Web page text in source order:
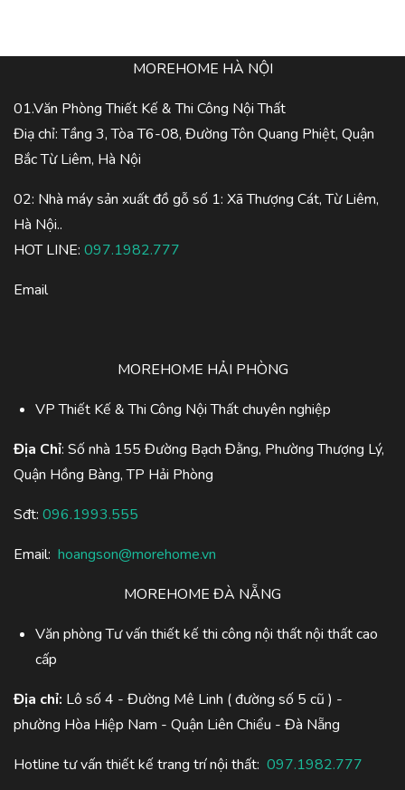
MOREHOME HÀ NỘI
01.Văn Phòng Thiết Kế & Thi Công Nội Thất
Điạ chỉ: Tầng 3, Tòa T6-08, Đường Tôn Quang Phiệt, Quận
Bắc Từ Liêm, Hà Nội
02: Nhà máy sản xuất đồ gỗ số 1: Xã Thượng Cát, Từ Liêm,
Hà Nội..
HOT LINE: 097.1982.777
Email
MOREHOME HẢI PHÒNG
VP Thiết Kế & Thi Công Nội Thất chuyên nghiệp
Địa Chỉ: Số nhà 155 Đường Bạch Đằng, Phường Thượng Lý,
Quận Hồng Bàng, TP Hải Phòng
Sđt: 096.1993.555
Email: hoangson@morehome.vn
MOREHOME ĐÀ NẴNG
Văn phòng Tư vấn thiết kế thi công nội thất nội thất cao
cấp
Địa chỉ: Lô số 4 - Đường Mê Linh ( đường số 5 cũ ) -
phường Hòa Hiệp Nam - Quận Liên Chiểu - Đà Nẵng
Hotline tư vấn thiết kế trang trí nội thất: 097.1982.777